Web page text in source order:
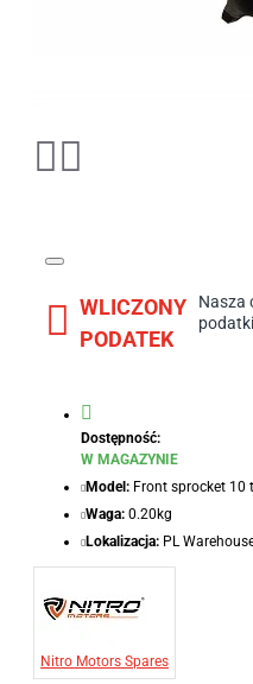
WLICZONY
PODATEK
Nasza
Dostępność:
W MAGAZYNIE
Model: Front sprocket 10
Waga: 0.20kg
Lokalizacja: PL
Nitro Motors Spares